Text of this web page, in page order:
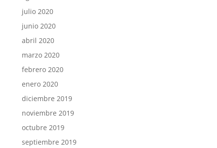
julio 2020
junio 2020
abril 2020
marzo 2020
febrero 2020
enero 2020
diciembre 2019
noviembre 2019
octubre 2019
septiembre 2019